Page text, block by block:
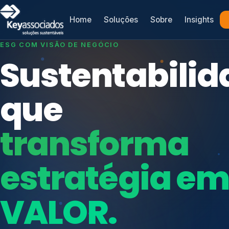
Home Soluções Sobre Insights
SISTEMAS DE GESTÃO OTIMIZADOS E INTEGRADOS
que
protege seu
negócio.
Consultoria, auditoria e treinamentos em ISO
Índices de Mercado
Reputação e Cadeia